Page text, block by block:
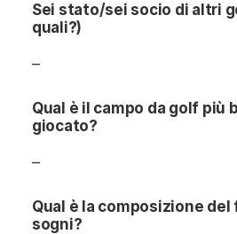
Sei stato/sei socio di altri
quali?)
–
Qual è il campo da golf più
giocato?
–
Qual è la composizione
sogni?